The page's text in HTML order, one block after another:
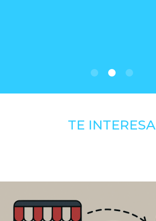
TE INTERESA